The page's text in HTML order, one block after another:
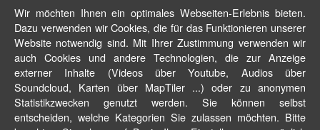
Wir möchten Ihnen ein optimales Webseiten-Erlebnis bieten.
Dazu verwenden wir Cookies, die für das Funktionieren unserer
Website notwendig sind. Mit Ihrer Zustimmung verwenden wir
auch Cookies und andere Technologien, die zur Anzeige
externer Inhalte (Videos über Youtube, Audios über
Soundcloud, Karten über MapTiler ...) oder zu anonymen
Statistikzwecken genutzt werden. Sie können selbst
entscheiden, welche Kategorien Sie zulassen möchten. Bitte